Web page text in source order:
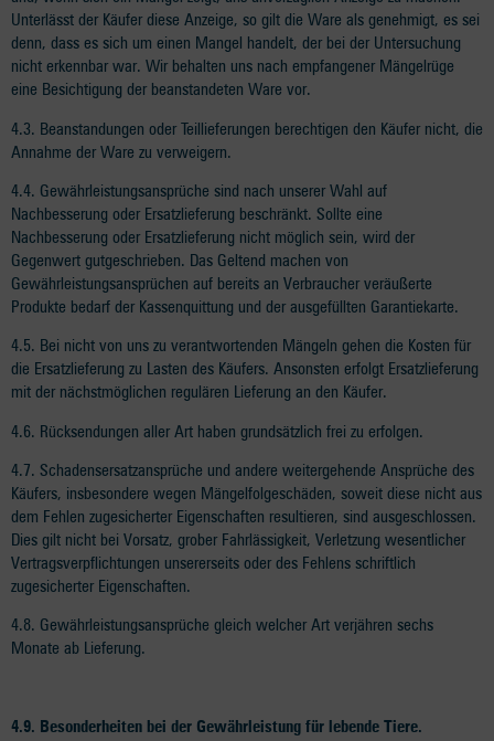
Unterlässt der Käufer diese Anzeige, so gilt die Ware als genehmigt, es sei
denn, dass es sich um einen Mangel handelt, der bei der Untersuchung
nicht erkennbar war. Wir behalten uns nach empfangener Mängelrüge
eine Besichtigung der beanstandeten Ware vor.
4.3. Beanstandungen oder Teillieferungen berechtigen den Käufer nicht, die
Annahme der Ware zu verweigern.
4.4. Gewährleistungsansprüche sind nach unserer Wahl auf
Nachbesserung oder Ersatzlieferung beschränkt. Sollte eine
Nachbesserung oder Ersatzlieferung nicht möglich sein, wird der
Gegenwert gutgeschrieben. Das Geltend machen von
Gewährleistungsansprüchen auf bereits an Verbraucher veräußerte
Produkte bedarf der Kassenquittung und der ausgefüllten Garantiekarte.
4.5. Bei nicht von uns zu verantwortenden Mängeln gehen die Kosten für
die Ersatzlieferung zu Lasten des Käufers. Ansonsten erfolgt Ersatzlieferung
mit der nächstmöglichen regulären Lieferung an den Käufer.
4.6. Rücksendungen aller Art haben grundsätzlich frei zu erfolgen.
4.7. Schadensersatzansprüche und andere weitergehende Ansprüche des
Käufers, insbesondere wegen Mängelfolgeschäden, soweit diese nicht aus
dem Fehlen zugesicherter Eigenschaften resultieren, sind ausgeschlossen.
Dies gilt nicht bei Vorsatz, grober Fahrlässigkeit, Verletzung wesentlicher
Vertragsverpflichtungen unsererseits oder des Fehlens schriftlich
zugesicherter Eigenschaften.
4.8. Gewährleistungsansprüche gleich welcher Art verjähren sechs
Monate ab Lieferung.
4.9. Besonderheiten bei der Gewährleistung für lebende Tiere.